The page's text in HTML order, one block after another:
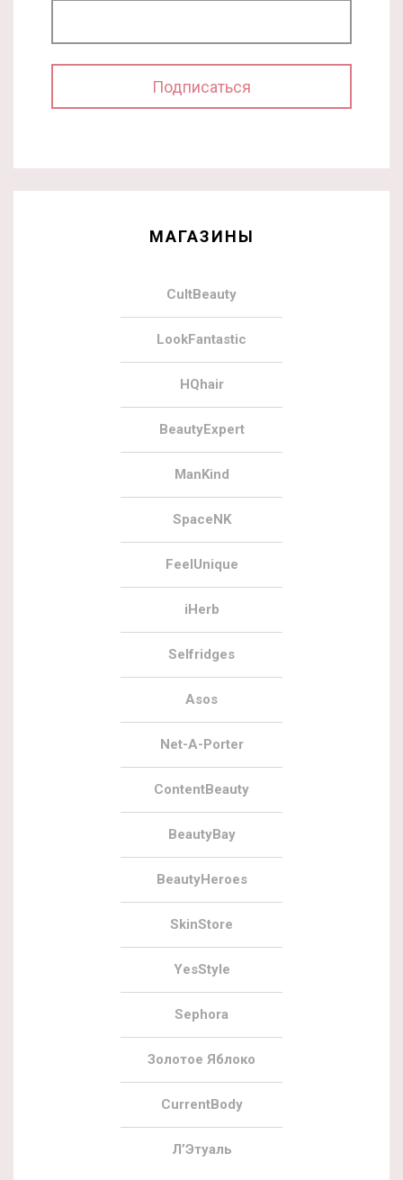
МАГАЗИНЫ
CultBeauty
LookFantastic
HQhair
BeautyExpert
ManKind
SpaceNK
FeelUnique
iHerb
Selfridges
Asos
Net-A-Porter
ContentBeauty
BeautyBay
BeautyHeroes
SkinStore
YesStyle
Sephora
Золотое Яблоко
CurrentBody
Л’Этуаль